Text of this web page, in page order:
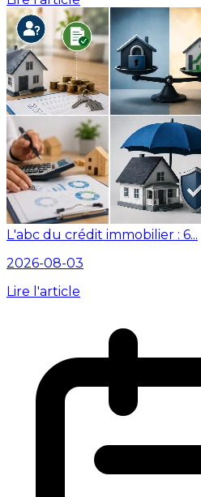
L'abc du crédit immobilier : 6...
2026-08-03
Lire l'article